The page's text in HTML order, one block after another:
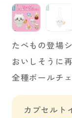
たべもの登場
おいしそうに
全種ボールチ
カプセルト